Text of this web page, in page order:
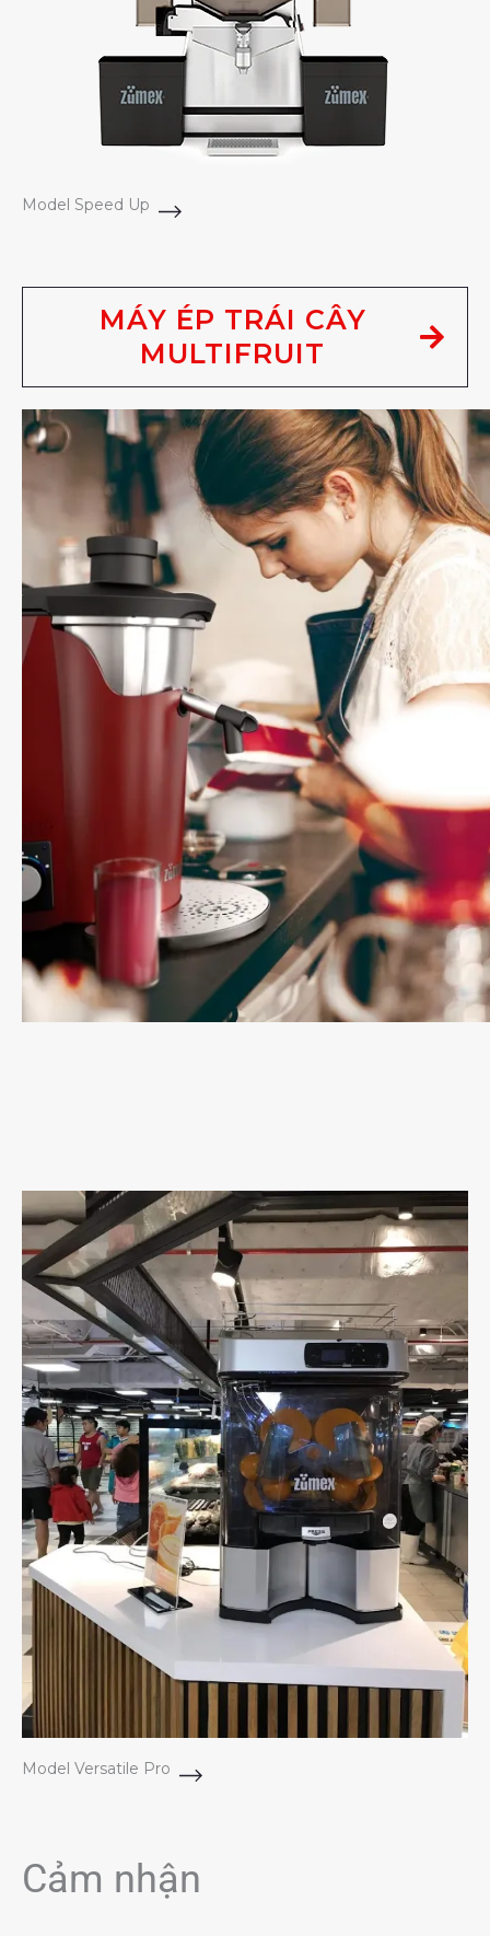
Model Speed Up
MÁY ÉP TRÁI CÂY
MULTIFRUIT
Model Versatile Pro
Cảm nhận